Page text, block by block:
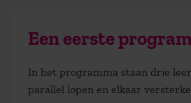
Een eerste
In het programma staan drie
parallel lopen en elkaar